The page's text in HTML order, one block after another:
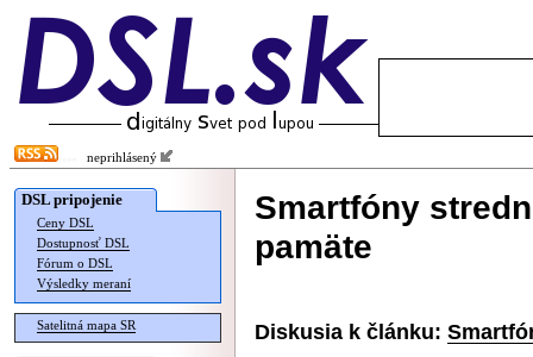
neprihlásený
DSL pripojenie
Ceny DSL
Dostupnosť DSL
Fórum o DSL
Výsledky meraní
Satelitná mapa SR
Smartfóny
pamäte
Diskusia k článku: